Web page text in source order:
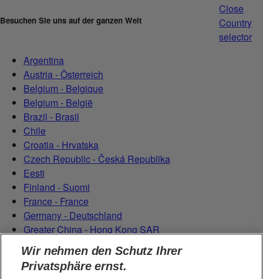
Besuchen Sie uns auf der ganzen Welt
Close
Country
selector
Argentina
Austria - Österreich
Belgium - Belgique
Belgium - België
Brazil - Brasil
Chile
Croatia - Hrvatska
Czech Republic - Česká Republika
Eesti
Finland - Suomi
France - France
Germany - Deutschland
Greater China - Hong Kong SAR
Magyarország
Italy - Italia
Latvia - Latvija
Wir nehmen den Schutz Ihrer
Privatsphäre ernst.